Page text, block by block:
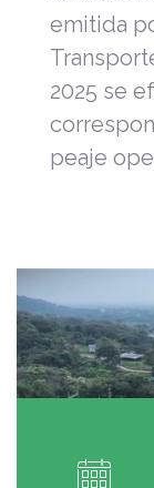
emitida
2025 se
peaje